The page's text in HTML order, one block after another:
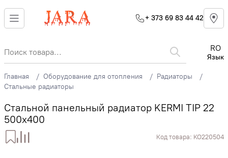
+ 373 69 83 44 42
RO
Язык
Главная Оборудование для отопления
Радиаторы
Стальные радиаторы
Стальной панельный радиатор KERMI TIP 22
500x400
Код товара: KO220504